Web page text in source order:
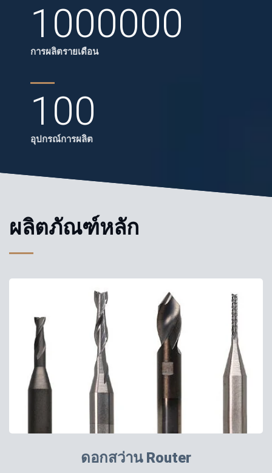
1000000
การผลิตรายเดือน
100
อุปกรณ์การผลิต
ผลิตภัณฑ์หลัก
ดอกสว่าน Router